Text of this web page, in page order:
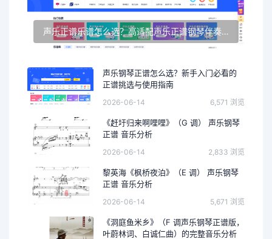
声乐正谱乐谱怎么选？高适配声乐正谱钢琴伴奏资源推荐
声乐钢琴正谱怎么选？新手入门必看的
正谱挑选与使用指南
2026-06-14 6,571 浏览
《赶圩归来啊哩哩》（G 调） 声乐钢琴
正谱 音乐分析
2026-06-14 2,833 浏览
黎英海《枫桥夜泊》（E 调） 声乐钢琴
正谱 音乐分析
2026-06-14 5,671 浏览
《洞庭鱼米乡》（F 调声乐钢琴正谱版，
叶蔚林词、白诚仁曲）的完整音乐分析